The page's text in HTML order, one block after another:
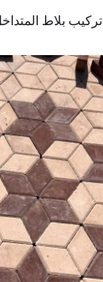
تركيب بلاط